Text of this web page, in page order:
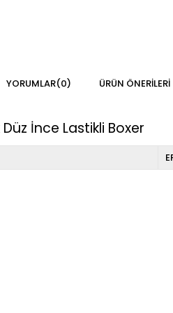
YORUMLAR(0) ÜRÜN ÖNERILERI
Düz İnce Lastikli Boxer